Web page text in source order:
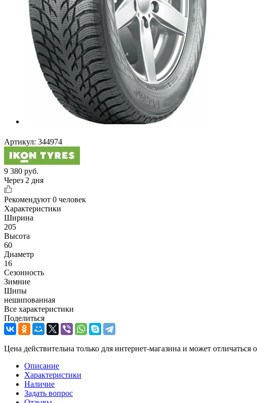
Артикул: 344974
9 380 руб.
Через 2 дня
Рекомендуют 0 человек
Характеристики
Ширина
205
Высота
60
Диаметр
16
Сезонность
Зимние
Шипы
нешипованная
Все характеристики
Поделиться
Цена действительна только для интернет-магазина и может отличаться
Описание
Характеристики
Наличие
Задать вопрос